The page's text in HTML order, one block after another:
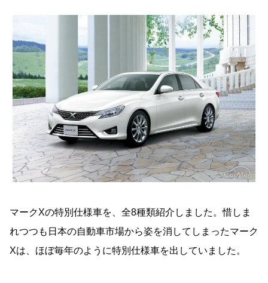
マークXの特別仕様車を、全8種類紹介しました。惜しま
れつつも日本の自動車市場から姿を消してしまったマーク
Xは、ほぼ毎年のように特別仕様車を出していました。